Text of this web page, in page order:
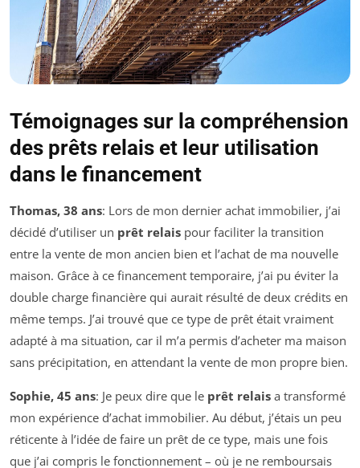
Témoignages sur la compréhension
des prêts relais et leur utilisation
dans le financement
Thomas, 38 ans: Lors de mon dernier achat immobilier, j’ai
décidé d’utiliser un prêt relais pour faciliter la transition
entre la vente de mon ancien bien et l’achat de ma nouvelle
maison. Grâce à ce financement temporaire, j’ai pu éviter la
double charge financière qui aurait résulté de deux crédits en
même temps. J’ai trouvé que ce type de prêt était vraiment
adapté à ma situation, car il m’a permis d’acheter ma maison
sans précipitation, en attendant la vente de mon propre bien.
Sophie, 45 ans: Je peux dire que le prêt relais a transformé
mon expérience d’achat immobilier. Au début, j’étais un peu
réticente à l’idée de faire un prêt de ce type, mais une fois
que j’ai compris le fonctionnement – où je ne remboursais